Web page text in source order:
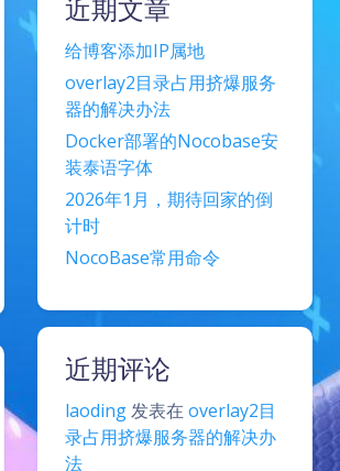
近期文章
给博客添加IP属地
overlay2目录占用挤爆服务
器的解决办法
Docker部署的Nocobase安
装泰语字体
2026年1月，期待回家的倒
计时
NocoBase常用命令
近期评论
laoding发表在 overlay2目
录占用挤爆服务器的解决办
法